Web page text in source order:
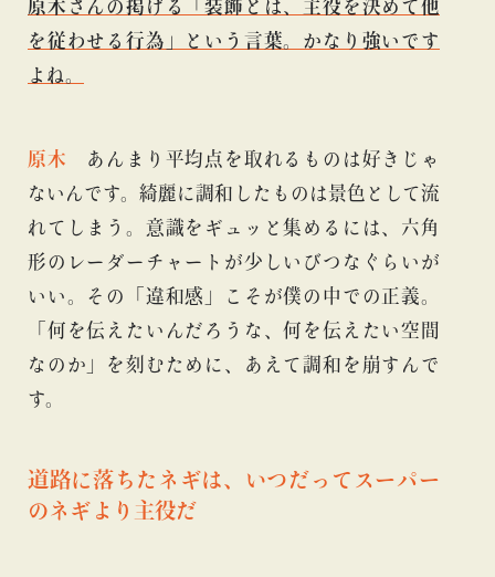
原木さんの掲げる「装飾とは、主役を決めて他
を従わせる行為」という言葉。かなり強いです
よね。
原木 あんまり平均点を取れるものは好きじゃ
ないんです。綺麗に調和したものは景色として流
れてしまう。意識をギュッと集めるには、六角
形のレーダーチャートが少しいびつなぐらいが
いい。その「違和感」こそが僕の中での正義。
「何を伝えたいんだろうな、何を伝えたい空間
なのか」を刻むために、あえて調和を崩すんで
す。
道路に落ちたネギは、いつだってスーパー
のネギより主役だ